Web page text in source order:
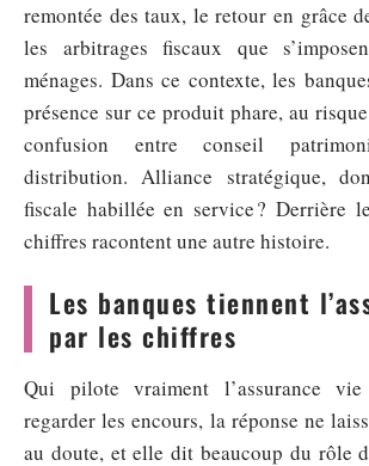
remontée des taux, le retour en grâce
les arbitrages fiscaux que
ménages. Dans ce contexte, les
présence sur ce produit phare, au
confusion entre conseil
distribution. Alliance stratégique,
fiscale habillée en service ? Derrière
chiffres racontent une autre histoire.
Les banques tiennent
par les chiffres
Qui pilote vraiment l’assurance
regarder les encours, la réponse ne
au doute, et elle dit beaucoup du rôle